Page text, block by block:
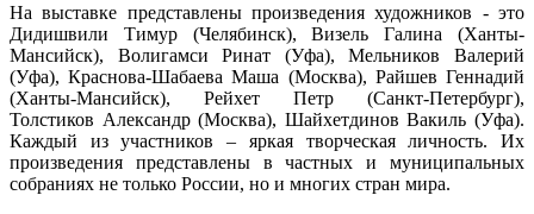
На выставке представлены произведения художников - это
Дидишвили Тимур (Челябинск), Визель Галина (Ханты-
Мансийск), Волигамси Ринат (Уфа), Мельников Валерий
(Уфа), Краснова-Шабаева Маша (Москва), Райшев Геннадий
(Ханты-Мансийск), Рейхет Петр (Санкт-Петербург),
Толстиков Александр (Москва), Шайхетдинов Вакиль (Уфа).
Каждый из участников – яркая творческая личность. Их
произведения представлены в частных и муниципальных
собраниях не только России, но и многих стран мира.